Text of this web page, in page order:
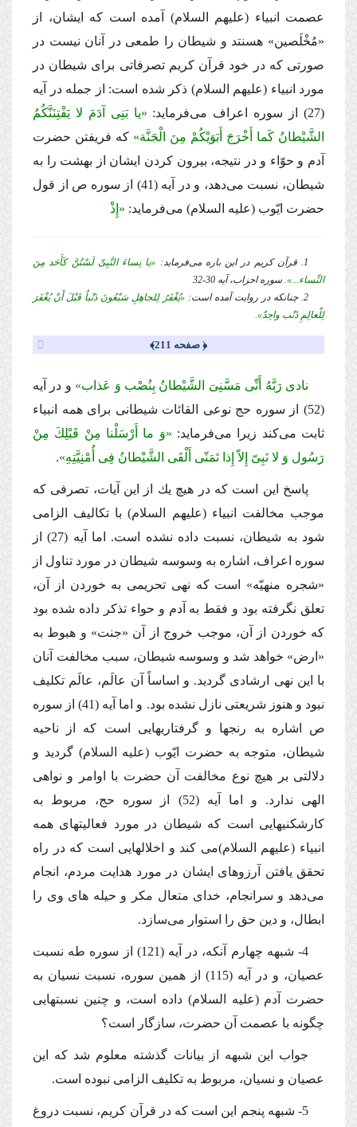
عصمت انبیاء (علیهم السلام) آمده است كه ایشان، از
«مُخْلَصین» هسنتد و شیطان را طمعى در آنان نیست در
صورتى كه در خود قرآن كریم تصرفاتى براى شیطان در
مورد انبیاء (علیهم السلام) ذكر شده است: از جمله در آیه
(27) از سوره اعراف مى‌فرماید:
«یا بَنِی آدَمَ لا یَفْتِنَنَّكُمُ
الشَّیْطانُ كَما أَخْرَجَ أَبَوَیْكُمْ مِنَ الْجَنَّة» كه فریفتن حضرت
آدم و حوّاء و در نتیجه، بیرون كردن ایشان از بهشت را به
شیطان، نسبت مى‌دهد، و در آیه (41) از سوره ص از قول
حضرت ایّوب (علیه السلام) مى‌فرماید: «إِذْ
1. قرآن كریم در این باره مى‌فرماید:
«یا نِساءَ النَّبِیِّ لَسْتُنَّ كَأَحَد مِنَ
النِّساء...». سوره احزاب، آیه 30-32
2. چنانكه در روایت آمده است:
«یُغْفَرُ لِلجاهِلِ سَبْعُونَ ذَنْباٌ قَبْلَ أَنْ یُغْفَرَ
لِلْعالِمِ ذَنْب واحِدٌ».
﴿ صفحه 211﴾
نادى رَبَّهُ أَنِّی مَسَّنِیَ الشَّیْطانُ بِنُصْب وَ عَذاب» و در آیه
(52) از سوره حج نوعى القائات شیطانى براى همه انبیاء
ثابت مى‌كند زیرا مى‌فرماید: «وَ ما أَرْسَلْنا مِنْ قَبْلِكَ مِنْ
رَسُول وَ لا نَبِیّ إِلاّ إِذا تَمَنّى أَلْقَى الشَّیْطانُ فِی أُمْنِیَّتِهِ».
پاسخ این است كه در هیچ یك از این آیات، تصرفى كه
موجب مخالفت انبیاء (علیهم السلام) با تكالیف الزامى
شود به شیطان، نسبت داده نشده است. اما آیه (27) از
سوره اعراف، اشاره به وسوسه شیطان در مورد تناول از
«شجره منهیّه» است كه نهى تحریمى به خوردن از آن،
تعلق نگرفته بود و فقط به آدم و حواء تذكر داده شده بود
كه خوردن از آن، موجب خروج از آن «جنت» و هبوط به
«ارض» خواهد شد و وسوسه شیطان، سبب مخالفت آنان
با این نهى ارشادى گردید. و اساساً آن عالَم، عالَم تكلیف
نبود و هنوز شریعتى نازل نشده بود. و اما آیه (41) از سوره
ص اشاره به رنجها و گرفتاریهایى است كه از ناحیه
شیطان، متوجه به حضرت ایّوب (علیه السلام) گردید و
دلالتى بر هیچ نوع مخالفت آن حضرت با اوامر و نواهى
الهى ندارد. و اما آیه (52) از سوره حج، مربوط به
كارشكنیهایى است كه شیطان در مورد فعالیتهاى همه
انبیاء (علیهم السلام)مى كند و اخلالهایى است كه در راه
تحقق یافتن آرزوهاى ایشان در مورد هدایت مردم، انجام
مى‌دهد و سرانجام، خداى متعال مكر و حیله هاى وى را
ابطال، و دین حق را استوار مى‌سازد.
4- شبهه چهارم آنكه، در آیه (121) از سوره طه نسبت
عصیان، و در آیه (115) از همین سوره، نسبت نسیان به
حضرت آدم (علیه السلام) داده است، و چنین نسبتهایى
چگونه با عصمت آن حضرت، سازگار است؟
جواب این شبهه از بیانات گذشته معلوم شد كه این
عصیان و نسیان، مربوط به تكلیف الزامى نبوده است.
5- شبهه پنجم این است كه در قرآن كریم، نسبت دروغ